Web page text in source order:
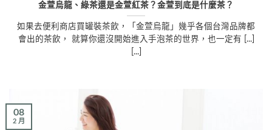
金萱烏龍、綠茶還是金萱紅茶？金萱到底是什麼茶？
如果去便利商店買罐裝茶飲，「金萱烏龍」幾乎各個台灣品牌都
會出的茶飲， 就算你還沒開始進入手泡茶的世界，也一定有 [...]
[...]
08
2 月